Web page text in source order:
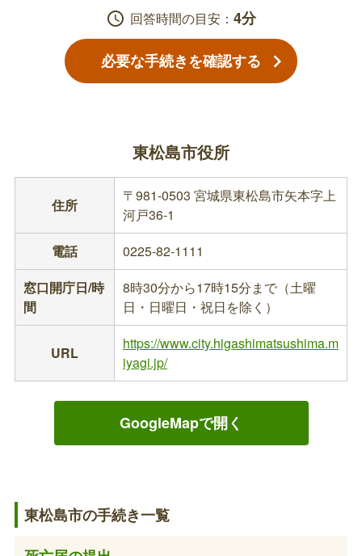
schedule 回答時間の目安： 4分
必要な手続きを確認する
東松島市役所
住所
〒981-0503 宮城県東松島市矢本字上
河戸36-1
電話
0225-82-1111
窓口開庁日/時
間
8時30分から17時15分まで（土曜
日・日曜日・祝日を除く）
URL
https://www.city.higashimatsushima.m
iyagi.jp/
GoogleMapで開く
東松島市の手続き一覧